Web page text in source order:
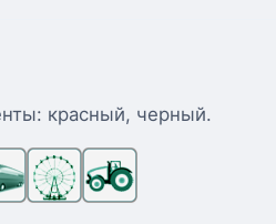
красный, черный.